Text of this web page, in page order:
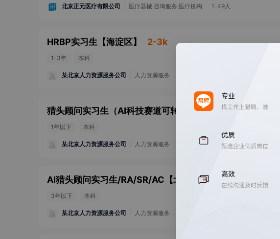
北京正元医疗有限公司 医疗器械,咨询服务,医疗机构 1-49人
HRBP实习生 【海淀区】 2-3k
1-3年 本科
某北京人力资源服务公司 人力资源服务
猎头顾问实习生（AI科技赛道可转正有带教）【北京】 2-3k
1年以下 本科
某北京人力资源服务公司 人力资源服务 A轮融资 100-499人
AI猎头顾问实习生/RA/SR/AC 【北京 】 2-3k
3年以下 本科
某北京人力资源服务公司 人力资源服务